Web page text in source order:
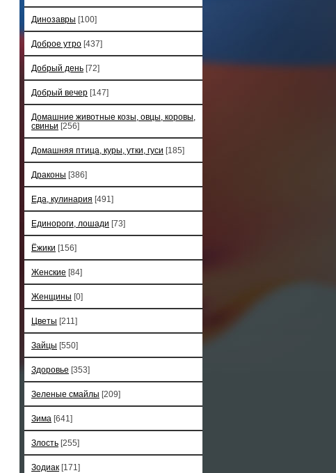
Динозавры [100]
Доброе утро [437]
Добрый день [72]
Добрый вечер [147]
Домашние животные козы, овцы, коровы,
свиньи [256]
Домашняя птица, куры, утки, гуси [185]
Драконы [386]
Еда, кулинария [491]
Единороги, лошади [73]
Ёжики [156]
Женские [84]
Женщины [0]
Цветы [211]
Зайцы [550]
Здоровье [353]
Зеленые смайлы [209]
Зима [641]
Злость [255]
Зодиак [171]